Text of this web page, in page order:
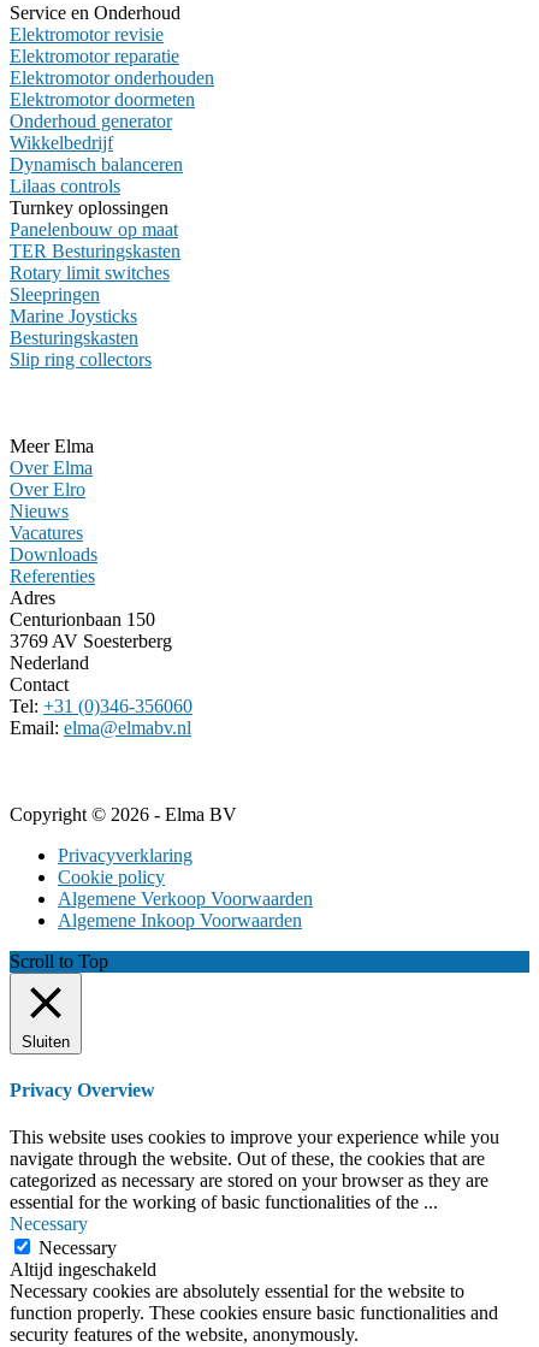
Service en Onderhoud
Elektromotor revisie
Elektromotor reparatie
Elektromotor onderhouden
Elektromotor doormeten
Onderhoud generator
Wikkelbedrijf
Dynamisch balanceren
Lilaas controls
Turnkey oplossingen
Panelenbouw op maat
TER Besturingskasten
Rotary limit switches
Sleepringen
Marine Joysticks
Besturingskasten
Slip ring collectors
Meer Elma
Over Elma
Over Elro
Nieuws
Vacatures
Downloads
Referenties
Adres
Centurionbaan 150
3769 AV Soesterberg
Nederland
Contact
Tel: +31 (0)346-356060
Email: elma@elmabv.nl
Copyright © 2026 - Elma BV
Privacyverklaring
Cookie policy
Algemene Verkoop Voorwaarden
Algemene Inkoop Voorwaarden
Scroll to Top
Sluiten
Privacy Overview
This website uses cookies to improve your experience while you
navigate through the website. Out of these, the cookies that are
categorized as necessary are stored on your browser as they are
essential for the working of basic functionalities of the ...
Necessary
Necessary
Altijd ingeschakeld
Necessary cookies are absolutely essential for the website to
function properly. These cookies ensure basic functionalities and
security features of the website, anonymously.